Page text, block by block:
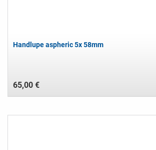
Handlupe aspheric 5x 58mm
65,00 €